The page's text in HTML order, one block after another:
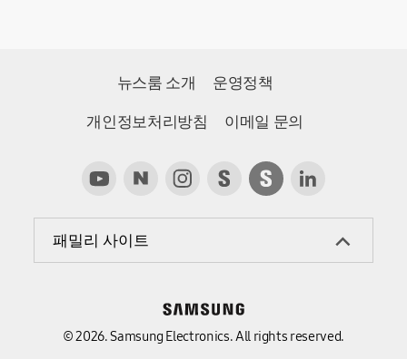
뉴스룸 소개 운영정책
개인정보처리방침 이메일 문의
패밀리 사이트
© 2026. Samsung Electronics. All rights reserved.